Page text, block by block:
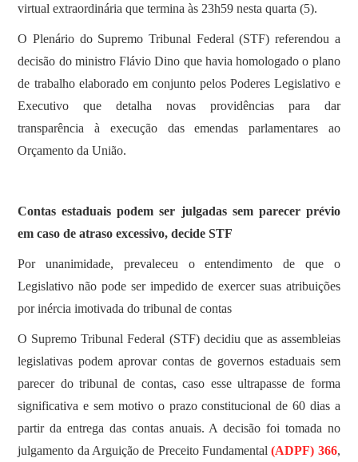
virtual extraordinária que termina às 23h59 nesta quarta (5).
O Plenário do Supremo Tribunal Federal (STF) referendou a
decisão do ministro Flávio Dino que havia homologado o plano
de trabalho elaborado em conjunto pelos Poderes Legislativo e
Executivo que detalha novas providências para dar
transparência à execução das emendas parlamentares ao
Orçamento da União.
Contas estaduais podem ser julgadas sem parecer prévio
em caso de atraso excessivo, decide STF
Por unanimidade, prevaleceu o entendimento de que o
Legislativo não pode ser impedido de exercer suas atribuições
por inércia imotivada do tribunal de contas
O Supremo Tribunal Federal (STF) decidiu que as assembleias
legislativas podem aprovar contas de governos estaduais sem
parecer do tribunal de contas, caso esse ultrapasse de forma
significativa e sem motivo o prazo constitucional de 60 dias a
partir da entrega das contas anuais. A decisão foi tomada no
julgamento da Arguição de Preceito Fundamental(ADPF) 366,